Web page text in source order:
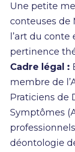
Une petite
conteuses de
l’art du
pertinence
Cadre légal :
membre de
Praticiens de
Symptômes
déontologie